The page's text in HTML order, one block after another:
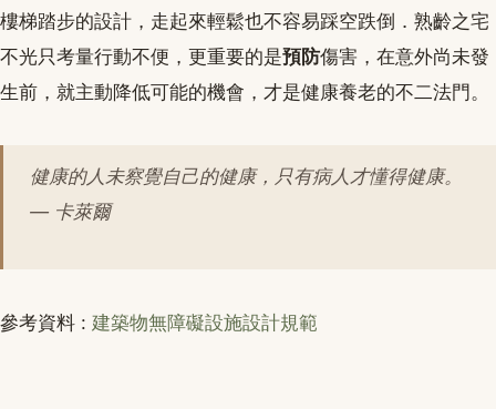
樓梯踏步的設計，走起來輕鬆也不容易踩空跌倒．熟齡之宅
不光只考量行動不便，更重要的是預防傷害，在意外尚未發
生前，就主動降低可能的機會，才是健康養老的不二法門。
健康的人未察覺自己的健康，只有病人才懂得健康。
— 卡萊爾
參考資料 : 建築物無障礙設施設計規範